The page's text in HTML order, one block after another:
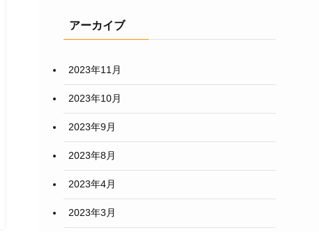
アーカイブ
2023年11月
2023年10月
2023年9月
2023年8月
2023年4月
2023年3月